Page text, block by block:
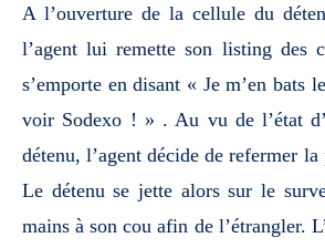
A l’ouverture de la cellule du
l’agent lui remette son listing des
s’emporte en disant « Je m’en bats
voir Sodexo ! » . Au vu de l’état
détenu, l’agent décide de refermer
Le détenu se jette alors sur le
mains à son cou afin de l’étrangler.